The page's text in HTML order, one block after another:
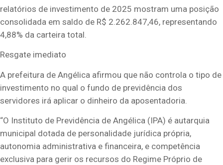
relatórios de investimento de 2025 mostram uma posição
consolidada em saldo de R$ 2.262.847,46, representando
4,88% da carteira total.
Resgate imediato
A prefeitura de Angélica afirmou que não controla o tipo de
investimento no qual o fundo de previdência dos
servidores irá aplicar o dinheiro da aposentadoria.
“O Instituto de Previdência de Angélica (IPA) é autarquia
municipal dotada de personalidade jurídica própria,
autonomia administrativa e financeira, e competência
exclusiva para gerir os recursos do Regime Próprio de